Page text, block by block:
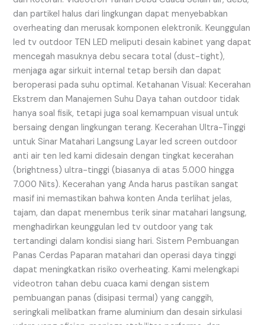
dan partikel halus dari lingkungan dapat menyebabkan
overheating dan merusak komponen elektronik. Keunggulan
led tv outdoor TEN LED meliputi desain kabinet yang dapat
mencegah masuknya debu secara total (dust-tight),
menjaga agar sirkuit internal tetap bersih dan dapat
beroperasi pada suhu optimal. Ketahanan Visual: Kecerahan
Ekstrem dan Manajemen Suhu Daya tahan outdoor tidak
hanya soal fisik, tetapi juga soal kemampuan visual untuk
bersaing dengan lingkungan terang. Kecerahan Ultra-Tinggi
untuk Sinar Matahari Langsung Layar led screen outdoor
anti air ten led kami didesain dengan tingkat kecerahan
(brightness) ultra-tinggi (biasanya di atas 5.000 hingga
7.000 Nits). Kecerahan yang Anda harus pastikan sangat
masif ini memastikan bahwa konten Anda terlihat jelas,
tajam, dan dapat menembus terik sinar matahari langsung,
menghadirkan keunggulan led tv outdoor yang tak
tertandingi dalam kondisi siang hari. Sistem Pembuangan
Panas Cerdas Paparan matahari dan operasi daya tinggi
dapat meningkatkan risiko overheating. Kami melengkapi
videotron tahan debu cuaca kami dengan sistem
pembuangan panas (disipasi termal) yang canggih,
seringkali melibatkan frame aluminium dan desain sirkulasi